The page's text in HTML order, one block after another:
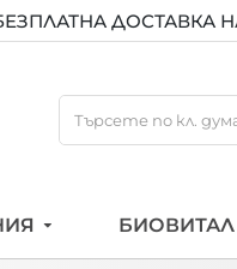
ДОСТАВКА
БИОВИТАЛ